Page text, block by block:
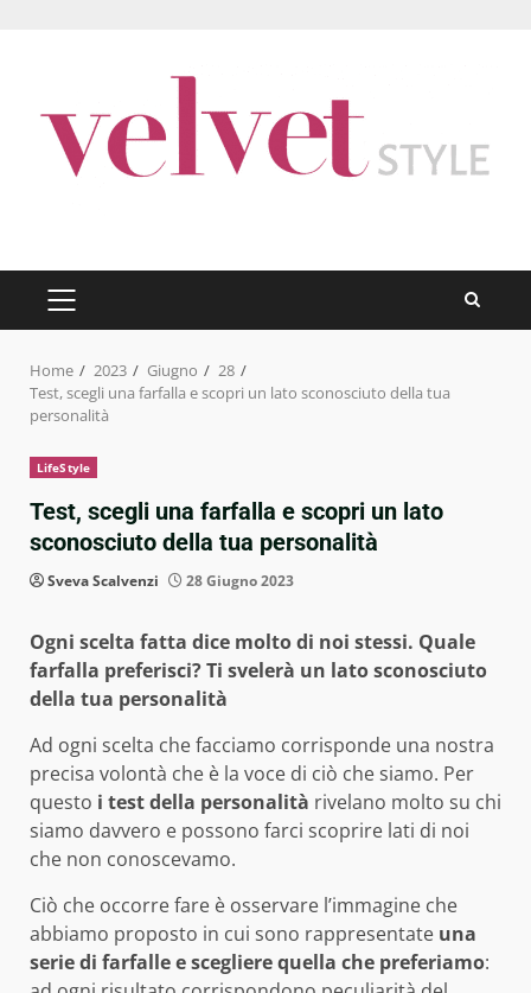
PRIMARY
MENU
Home 2023 Giugno
28
Test, scegli una farfalla e scopri un lato sconosciuto della tua
personalità
LifeStyle
Test, scegli una farfalla e scopri un lato
sconosciuto della tua personalità
Sveva Scalvenzi 28 Giugno 2023
Ogni scelta fatta dice molto di noi stessi. Quale
farfalla preferisci? Ti svelerà un lato sconosciuto
della tua personalità
Ad ogni scelta che facciamo corrisponde una nostra
precisa volontà che è la voce di ciò che siamo. Per
questo i test della personalità rivelano molto su chi
siamo davvero e possono farci scoprire lati di noi
che non conoscevamo.
Ciò che occorre fare è osservare l’immagine che
abbiamo proposto in cui sono rappresentate una
serie di farfalle e scegliere quella che preferiamo: